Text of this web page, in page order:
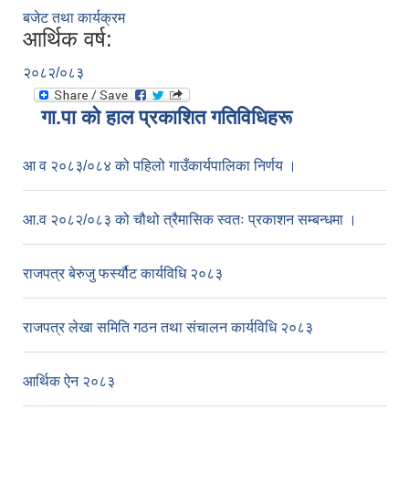
बजेट तथा कार्यक्रम
आर्थिक वर्ष:
२०८२/०८३
गा.पा काे हाल प्रकाशित गतिविधिहरू
आ व २०८३/०८४ को पहिलो गाउँकार्यपालिका निर्णय ।
आ.व २०८२/०८३ को चौथो त्रैमासिक स्वतः प्रकाशन सम्बन्धमा ।
राजपत्र बेरुजु फर्स्यौट कार्यविधि २०८३
राजपत्र लेखा समिति गठन तथा संचालन कार्यविधि २०८३
आर्थिक ऐन २०८३